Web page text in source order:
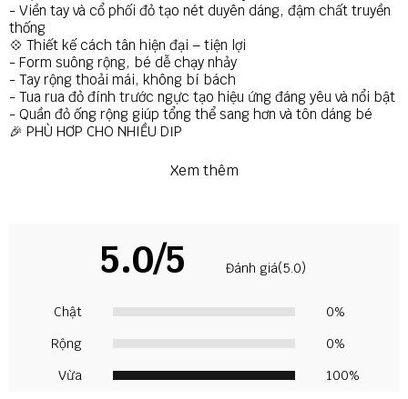
- Viền tay và cổ phối đỏ tạo nét duyên dáng, đậm chất truyền
thống
💠 Thiết kế cách tân hiện đại – tiện lợi
- Form suông rộng, bé dễ chạy nhảy
- Tay rộng thoải mái, không bí bách
- Tua rua đỏ đính trước ngực tạo hiệu ứng đáng yêu và nổi bật
- Quần đỏ ống rộng giúp tổng thể sang hơn và tôn dáng bé
🎉 PHÙ HỢP CHO NHIỀU DỊP
- Chụp hình concept truyền thống
vấn theo chiều cao – cân nặng của bé
Xem thêm
5.0/5 Đánh giá(5.0)
Chật
0%
Rộng
0%
Vừa
100%